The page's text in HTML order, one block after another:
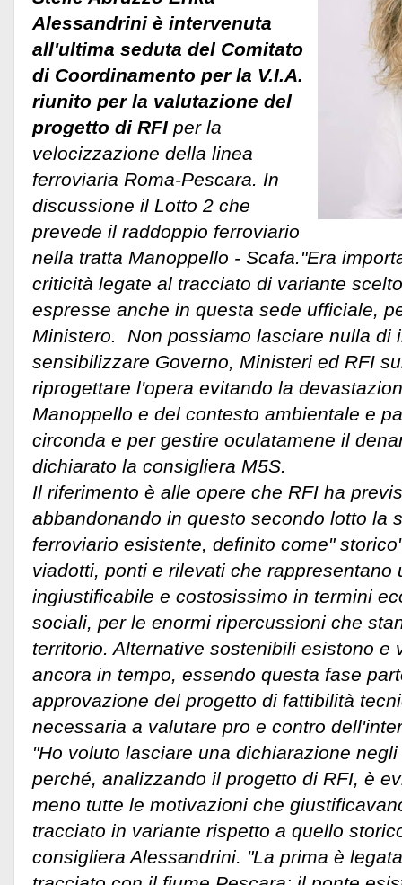
Alessandrini è intervenuta
all'ultima seduta del Comitato
di Coordinamento per la V.I.A.
riunito per la valutazione del
progetto di RFI per la
velocizzazione della linea
ferroviaria Roma-Pescara. In
discussione il Lotto 2 che
prevede il raddoppio ferroviario
nella tratta Manoppello - Scafa."Era
criticità legate al tracciato di variante
espresse anche in questa sede ufficiale,
Ministero.
Non possiamo lasciare nulla di
sensibilizzare Governo, Ministeri ed RFI
riprogettare l'opera evitando la
Manoppello e del contesto ambientale e
circonda e per gestire oculatamene il
dichiarato la consigliera M5S.
Il riferimento è alle opere che RFI ha
abbandonando in questo secondo lotto la
ferroviario esistente, definito come"
viadotti, ponti e rilevati che rappresentano
ingiustificabile e costosissimo in termini
sociali, per le enormi ripercussioni che
territorio. Alternative sostenibili esistono e
ancora in tempo, essendo questa fase
approvazione del progetto di fattibilità
necessaria a valutare pro e contro
"Ho voluto lasciare una dichiarazione
perché, analizzando il progetto di RFI, è
meno tutte le motivazioni che
tracciato in variante rispetto a quello
consigliera Alessandrini. "La prima è